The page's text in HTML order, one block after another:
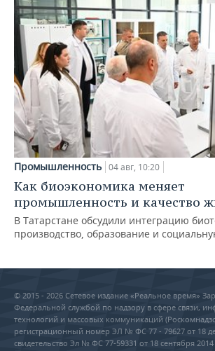
Промышленность 04 авг, 10:20
Как биоэкономика меняет
промышленность и качество
В Татарстане обсудили интеграцию
производство, образование и
© 2015 - 2026 Сетевое издание «Реальное время»
Федеральной службой по надзору в сфере связи,
технологий и массовых коммуникаций
регистрационный номер ЭЛ № ФС 77 - 79627 от 18
свидетельство Эл № ФС 77-59331 от 18 сентября 2014